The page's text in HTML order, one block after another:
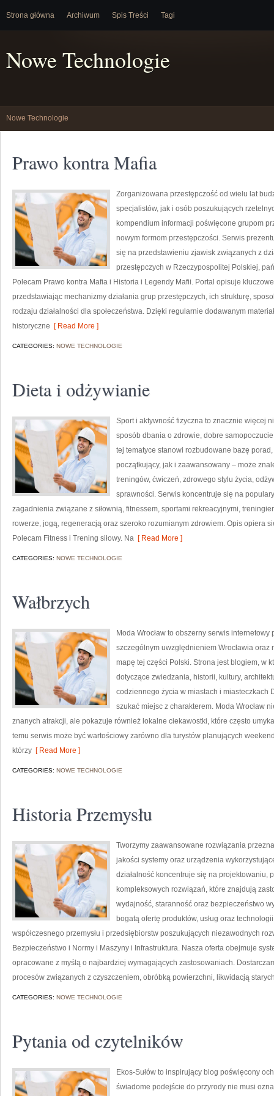
Strona główna Archiwum Spis Treści Tagi
Nowe Technologie
Nowe Technologie
Prawo kontra Mafia
Zorganizowana przestępczość od wielu lat
specjalistów, jak i osób poszukujących
kompendium informacji poświęcone grupom
nowym formom przestępczości. Serwis
się na przedstawieniu zjawisk związanych z
przestępczych w Rzeczypospolitej Polskiej,
Polecam Prawo kontra Mafia i Historia i Legendy Mafii. Portal opisuje
przedstawiając mechanizmy działania grup przestępczych, ich strukturę,
rodzaju działalności dla społeczeństwa. Dzięki regularnie dodawanym
historyczne [ Read More ]
CATEGORIES: NOWE TECHNOLOGIE
Dieta i odżywianie
Sport i aktywność fizyczna to znacznie więcej
sposób dbania o zdrowie, dobre
tej tematyce stanowi rozbudowane bazę
początkujący, jak i zaawansowany – może
treningów, ćwiczeń, zdrowego stylu życia,
sprawności. Serwis koncentruje się na
zagadnienia związane z siłownią, fitnessem, sportami rekreacyjnymi,
rowerze, jogą, regeneracją oraz szeroko rozumianym zdrowiem. Opis opiera
Polecam Fitness i Trening siłowy. Na [ Read More ]
CATEGORIES: NOWE TECHNOLOGIE
Wałbrzych
Moda Wrocław to obszerny serwis
szczególnym uwzględnieniem Wrocławia
mapę tej części Polski. Strona jest blogiem, w
dotyczące zwiedzania, historii, kultury,
codziennego życia w miastach i miasteczkach
szukać miejsc z charakterem. Moda Wrocław
znanych atrakcji, ale pokazuje również lokalne ciekawostki, które często
temu serwis może być wartościowy zarówno dla turystów planujących
którzy [ Read More ]
CATEGORIES: NOWE TECHNOLOGIE
Historia Przemysłu
Tworzymy zaawansowane rozwiązania
jakości systemy oraz urządzenia
działalność koncentruje się na projektowaniu,
kompleksowych rozwiązań, które znajdują
wydajność, staranność oraz bezpieczeństwo
bogatą ofertę produktów, usług oraz
współczesnego przemysłu i przedsiębiorstw poszukujących niezawodnych
Bezpieczeństwo i Normy i Maszyny i Infrastruktura. Nasza oferta obejmuje
opracowane z myślą o najbardziej wymagających zastosowaniach.
procesów związanych z czyszczeniem, obróbką powierzchni, likwidacją
CATEGORIES: NOWE TECHNOLOGIE
Pytania od czytelników
Ekos-Sułów to inspirujący blog poświęcony
świadome podejście do przyrody nie musi